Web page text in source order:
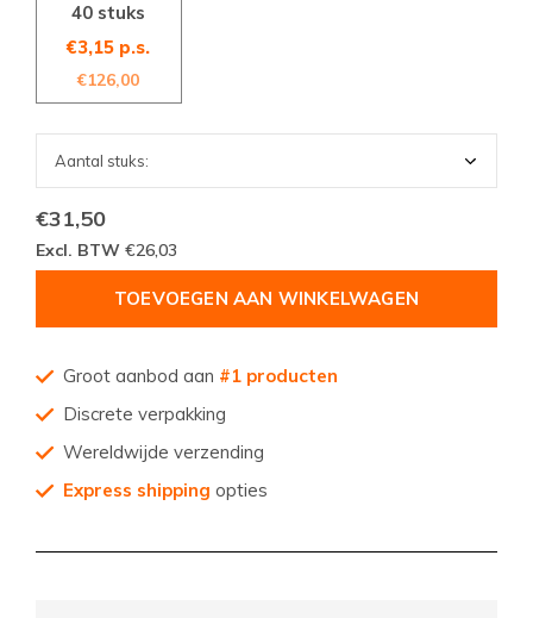
40 stuks
€3,15 p.s.
€126,00
€31,50
Excl. BTW €26,03
TOEVOEGEN AAN WINKELWAGEN
Groot aanbod aan #1 producten
Discrete verpakking
Wereldwijde verzending
Express shipping opties